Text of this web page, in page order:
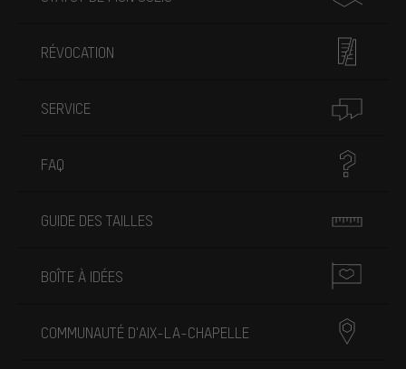
RÉVOCATION
SERVICE
FAQ
GUIDE DES TAILLES
BOÎTE À IDÉES
COMMUNAUTÉ D'AIX-LA-CHAPELLE